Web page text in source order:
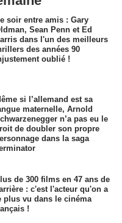
soir entre amis : Gary
Sean Penn et Ed
dans l'un des meilleurs
des années 90
oublié !
si l’allemand est sa
maternelle, Arnold
n’a pas eu le
de doubler son propre
dans la saga
de 300 films en 47 ans de
: c'est l'acteur qu'on a
plus vu dans le cinéma
!